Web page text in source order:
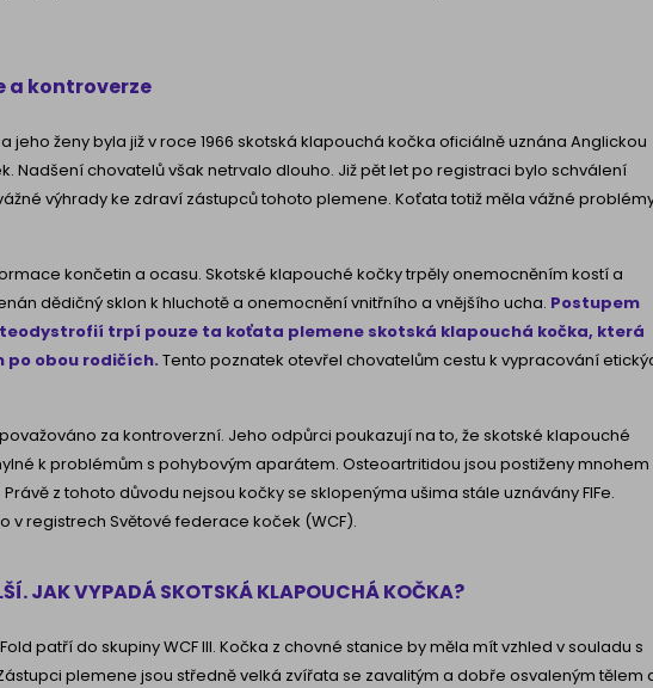
a kontroverze
jeho ženy byla již v roce 1966 skotská klapouchá kočka oficiálně uznána Anglickou
Nadšení chovatelů však netrvalo dlouho. Již pět let po registraci bylo schválení
výhrady ke zdraví zástupců tohoto plemene. Koťata totiž měla vážné
končetin a ocasu. Skotské klapouché kočky trpěly onemocněním kostí a
dědičný sklon k hluchotě a onemocnění vnitřního a vnějšího ucha. Postupem
trpí pouze ta koťata plemene skotská klapouchá kočka, která
po obou rodičích. Tento poznatek otevřel chovatelům cestu k vypracování
za kontroverzní. Jeho odpůrci poukazují na to, že skotské klapouché
k problémům s pohybovým aparátem. Osteoartritidou jsou postiženy mnohem
z tohoto důvodu nejsou kočky se sklopenýma ušima stále uznávány FIFe.
v registrech Světové federace koček (WCF).
JAK VYPADÁ SKOTSKÁ KLAPOUCHÁ KOČKA?
patří do skupiny WCF III. Kočka z chovné stanice by měla mít vzhled v souladu s
plemene jsou středně velká zvířata se zavalitým a dobře osvaleným tělem